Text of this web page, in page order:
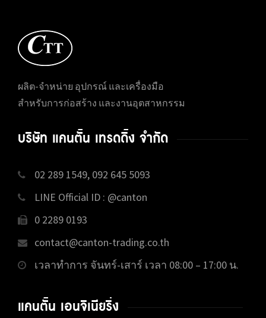
ผลิต-จำหน่าย อุปกรณ์ และเครื่องมือ
สำหรับการก่อสร้าง และงานอุตสาหกรรม
บริษัท แคนตั้น เทรดดิ้ง จำกัด
02 289 1549, 092 645 5093
LINE Official ID : @canton
0 2289 0193
contact@canton-trading.co.th
เวลาทำการ จันทร์-เสาร์ เวลา 08:00 – 17:00 น.
แคนตั้น เอนจิเนียริ่ง